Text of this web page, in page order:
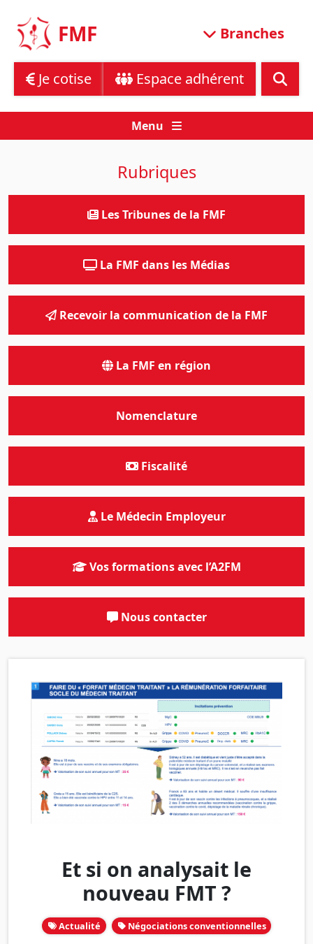
content
FMF Branches
Je cotise Espace adhérent
Menu
Et si on analysait le
nouveau FMT ?
Actualité Négociations conventionnelles
Rubriques
Les Tribunes de la FMF
La FMF dans les Médias
Recevoir la communication de la FMF
La FMF en région
Nomenclature
Fiscalité
Le Médecin Employeur
Vos formations avec l’A2FM
Nous contacter